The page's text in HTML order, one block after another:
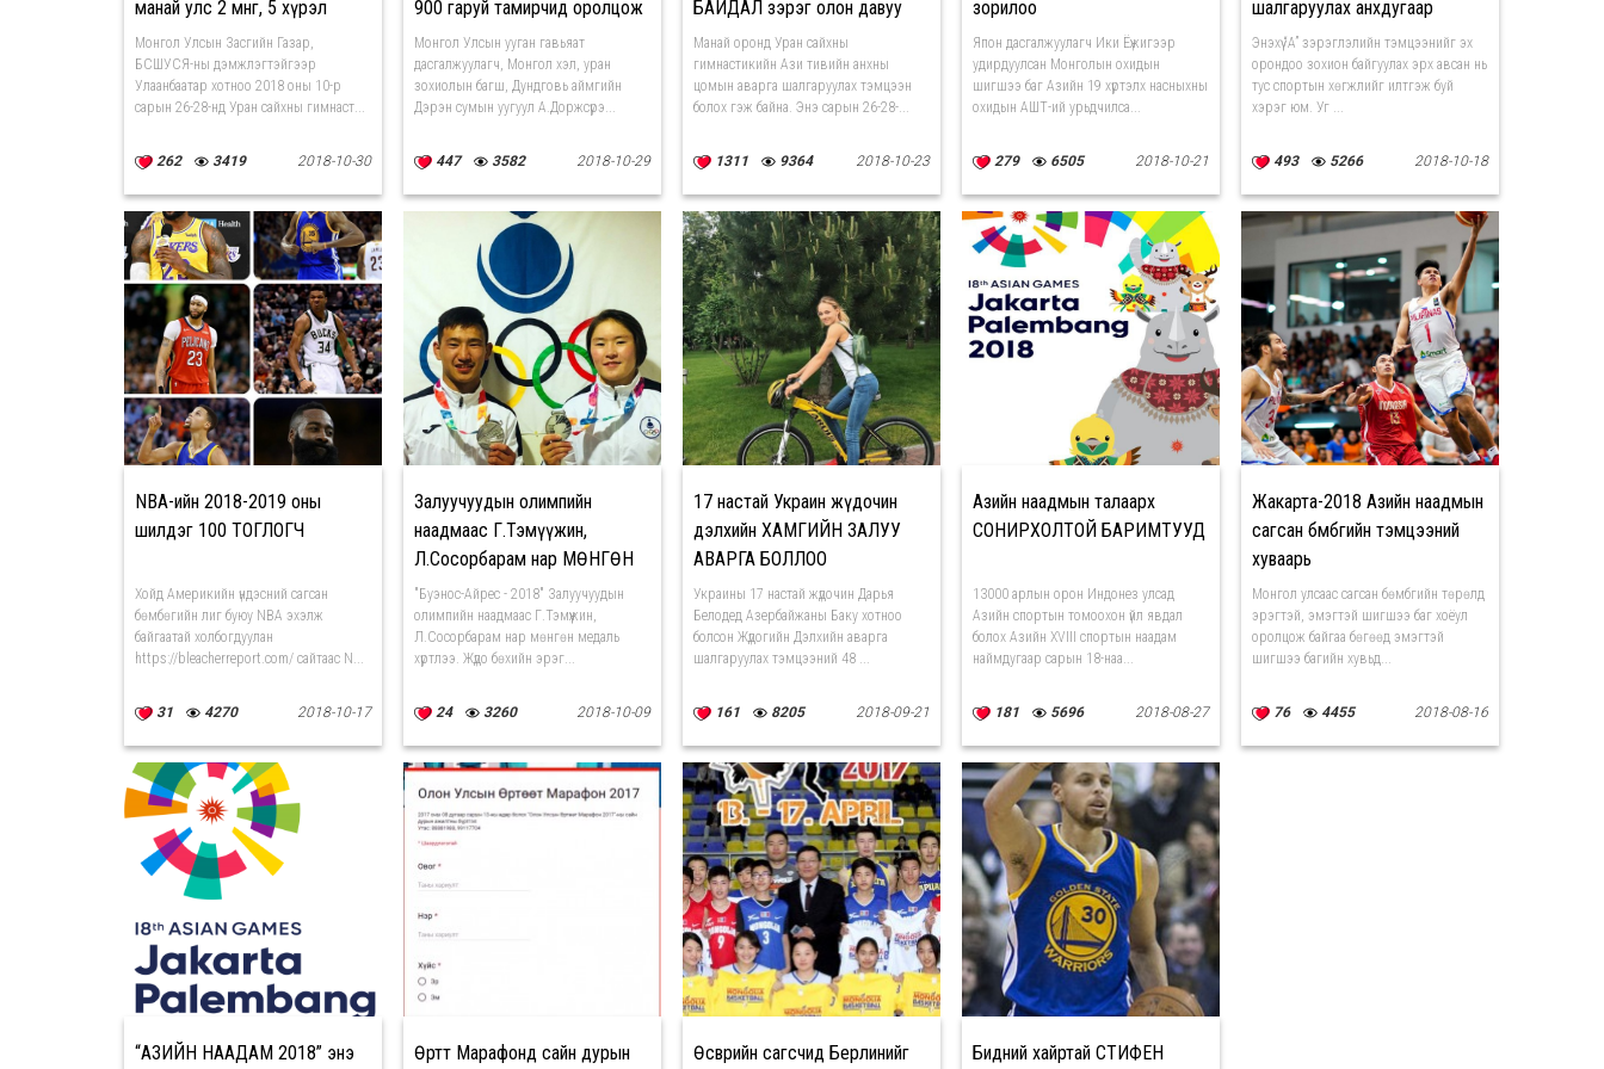
манай улс 2 мөнгө, 5 хүрэл
медаль хүртлээ
Монгол Улсын Засгийн Газар,
БСШУСЯ-ны дэмжлэгтэйгээр
Улаанбаатар хотноо 2018 оны 10-р
сарын 26-28-нд Уран сайхны гимнаст...
262 3419 2018-10-30
900 гаруй тамирчид оролцож
байна
Монгол Улсын ууган гавьяат
дасгалжуулагч, Монгол хэл, уран
зохиолын багш, Дундговь аймгийн
Дэрэн сумын уугуул А.Доржсүрэ...
447 3582 2018-10-29
БАЙДАЛ зэрэг олон давуу
тал олж авсан
Манай оронд Уран сайхны
гимнастикийн Ази тивийн анхны
цомын аварга шалгаруулах тэмцээн
болох гэж байна. Энэ сарын 26-28-...
1311 9364 2018-10-23
зорилоо
Япон дасгалжуулагч Ики Ёүжигээр
удирдуулсан Монголын охидын
шигшээ баг Азийн 19 хүртэлх насныхны
охидын АШТ-ий урьдчилса...
279 6505 2018-10-21
шалгаруулах анхдугаар
тэмцээн болно
Энэхүү “A” зэрэглэлийн тэмцээнийг эх
орондоо зохион байгуулах эрх авсан нь
тус спортын хөгжлийг илтгэж буй
хэрэг юм. Уг ...
493 5266 2018-10-18
NBA-ийн 2018-2019 оны
шилдэг 100 ТОГЛОГЧ
Хойд Америкийн үндэсний сагсан
бөмбөгийн лиг буюу NBA эхэлж
байгаатай холбогдуулан
https://bleacherreport.com/ сайтаас N...
31 4270 2018-10-17
Залуучуудын олимпийн
наадмаас Г.Тэмүүжин,
Л.Сосорбарам нар МӨНГӨН
МЕДАЛЬ ХҮРТЛЭЭ
"Буэнос-Айрес - 2018" Залуучуудын
олимпийн наадмаас Г.Тэмүүжин,
Л.Сосорбарам нар мөнгөн медаль
хүртлээ. Жүдо бөхийн эрэг...
24 3260 2018-10-09
17 настай Украин жүдочин
дэлхийн ХАМГИЙН ЗАЛУУ
АВАРГА БОЛЛОО
Украины 17 настай жүдочин Дарья
Белодед Азербайжаны Баку хотноо
болсон Жүдогийн Дэлхийн аварга
шалгаруулах тэмцээний 48 ...
161 8205 2018-09-21
Азийн наадмын талаарх
СОНИРХОЛТОЙ БАРИМТУУД
13000 арлын орон Индонез улсад
Азийн спортын томоохон үйл явдал
болох Азийн XVIII спортын наадам
наймдугаар сарын 18-наа...
181 5696 2018-08-27
Жакарта-2018 Азийн наадмын
сагсан бөмбөгийн тэмцээний
хуваарь
Монгол улсаас сагсан бөмбгийн төрөлд
эрэгтэй, эмэгтэй шигшээ баг хоёул
оролцож байгаа бөгөөд эмэгтэй
шигшээ багийн хувьд...
76 4455 2018-08-16
“АЗИЙН НААДАМ 2018” энэ Өртөөт Марафонд сайн дурын Өсвөрийн сагсчид Берлинийг Бидний хайртай СТИФЕН